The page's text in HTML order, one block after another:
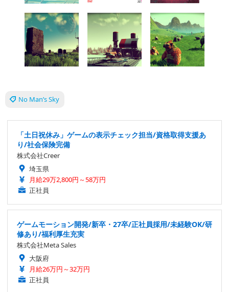
No Man’s Sky
「土日祝休み」ゲームの表示チェック担当/資格取得支援あ
り/社会保険完備
株式会社Creer
埼玉県
月給29万2,800円～58万円
正社員
ゲームモーション開発/新卒・27卒/正社員採用/未経験OK/研
修あり/福利厚生充実
株式会社Meta Sales
大阪府
月給26万円～32万円
正社員